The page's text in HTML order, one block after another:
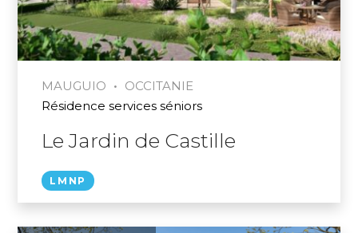
MAUGUIO • OCCITANIE
Résidence services séniors
Le Jardin de Castille
LMNP